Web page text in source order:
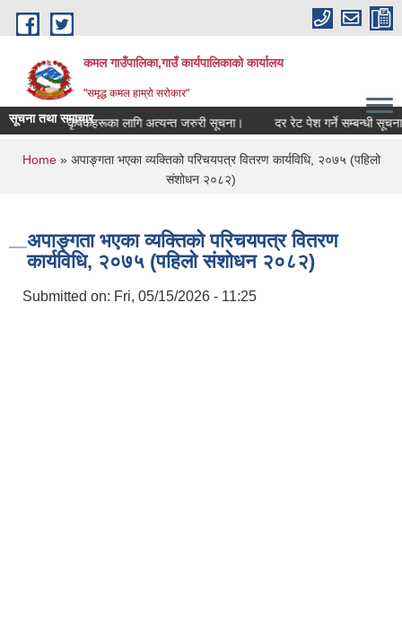
Skip to main content
कमल गाउँपालिका,गाउँ कार्यपालिकाको कार्यालय
"समृद्ध कमल हाम्रो सरोकार"
सूचना तथा समाचार
गर्ने सम्बन्धी कृषकहरूका लागि अत्यन्त जरुरी सूचना। दर रेट पेश गर्ने सम्बन्धी सूचना।
You are here
Home» अपाङ्गता भएका व्यक्तिको परिचयपत्र वितरण कार्यविधि, २०७५ (पहिलो
संशोधन २०८२)
अपाङ्गता भएका व्यक्तिको परिचयपत्र वितरण
कार्यविधि, २०७५ (पहिलो संशोधन २०८२)
Submitted on: Fri, 05/15/2026 - 11:25